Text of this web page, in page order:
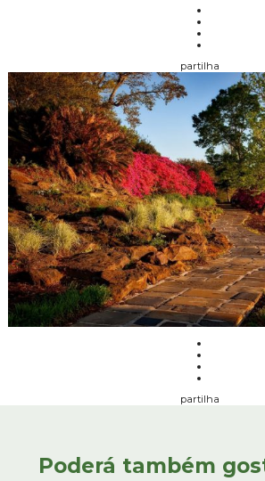
partilha
partilha
Poderá também